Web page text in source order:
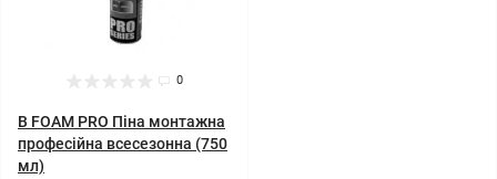
0
B FOAM PRO Піна монтажна
професійна всесезонна (750
мл)